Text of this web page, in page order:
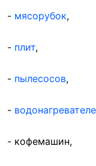
- мясорубок,
- плит,
- пылесосов,
-
- кофемашин,